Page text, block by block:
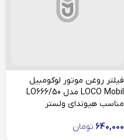
فیلتر روغن موتور لوکومبیل
LOCO Mobil مدل LO666/50
مناسب هیوندای ولستر
640,000 تومان